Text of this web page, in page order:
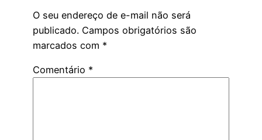
O seu endereço de e-mail não será
publicado. Campos obrigatórios são
marcados com *
Comentário *